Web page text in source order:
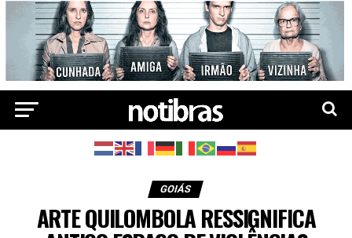
GOIÁS
ARTE QUILOMBOLA RESSIGNIFICA